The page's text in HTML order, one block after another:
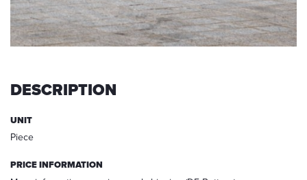
DESCRIPTION
UNIT
Piece
PRICE INFORMATION
request,
your
data
You
always
your